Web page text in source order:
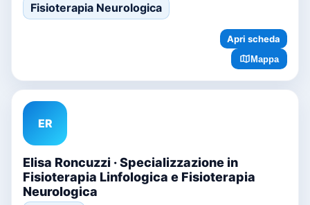
Fisioterapia Neurologica
Apri scheda
Mappa
ER
Elisa Roncuzzi · Specializzazione in
Fisioterapia Linfologica e Fisioterapia
Neurologica